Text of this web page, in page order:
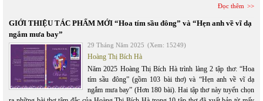
Đọc thêm
GIỚI THIỆU TÁC PHẨM MỚI “Hoa tím sầu đông” và “Hẹn anh về vĩ dạ
ngắm mưa bay”
29 Tháng Năm 2025 (Xem: 15249)
Hoàng Thị Bích Hà
Năm 2025 Hoàng Thị Bích Hà trình làng 2 tập thơ: “Hoa
tím sầu đông” (gồm 103 bài thơ) và “Hẹn anh về vĩ dạ
ngắm mưa bay” (Hơn 180 bài). Hai tập thơ này tuyển chọn